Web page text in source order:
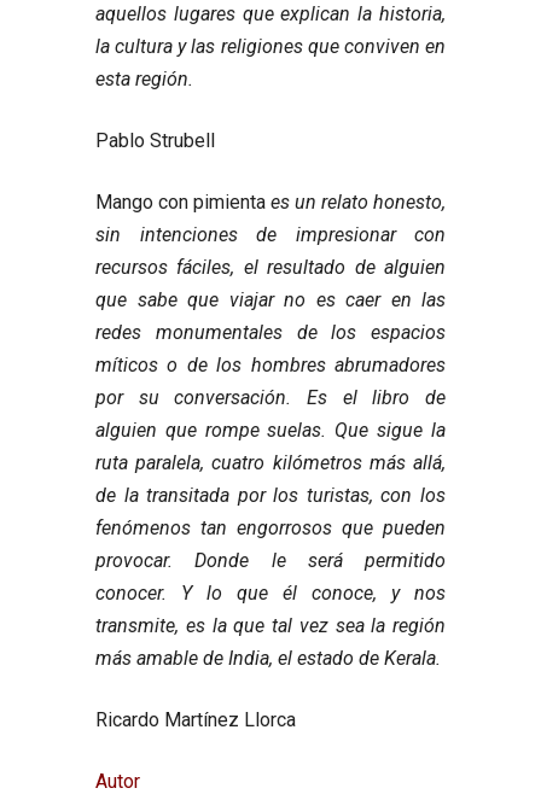
aquellos lugares que explican la historia,
la cultura y las religiones que conviven en
esta región.
Pablo Strubell
Mango con pimienta es un relato honesto,
sin intenciones de impresionar con
recursos fáciles, el resultado de alguien
que sabe que viajar no es caer en las
redes monumentales de los espacios
míticos o de los hombres abrumadores
por su conversación. Es el libro de
alguien que rompe suelas. Que sigue la
ruta paralela, cuatro kilómetros más allá,
de la transitada por los turistas, con los
fenómenos tan engorrosos que pueden
provocar. Donde le será permitido
conocer. Y lo que él conoce, y nos
transmite, es la que tal vez sea la región
más amable de India, el estado de Kerala.
Ricardo Martínez Llorca
Autor